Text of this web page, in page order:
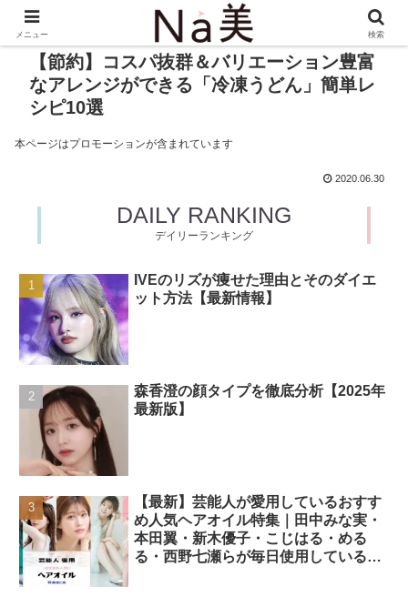
【節約】コスパ抜群＆バリエーション豊富
なアレンジができる「冷凍うどん」簡単レ
シピ10選
本ページはプロモーションが含まれています
2020.06.30
DAILY RANKING
デイリーランキング
IVEのリズが痩せた理由とそのダイエ
ット方法【最新情報】
森香澄の顔タイプを徹底分析【2025年
最新版】
【最新】芸能人が愛用しているおすす
め人気ヘアオイル特集｜田中みな実・
本田翼・新木優子・こじはる・める
る・西野七瀬らが毎日使用しているヘ
メニュー 検索